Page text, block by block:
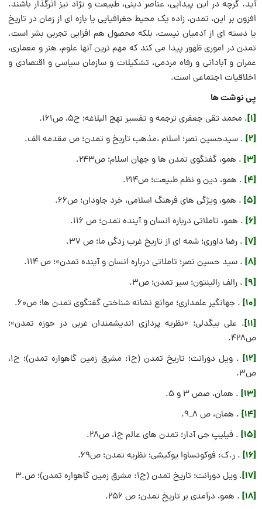
آید. گرچه در این پیدایی، عناصر دینی، طبیعت و نژاد نیز اثرگذار باشند.
افزون بر این، تمدن، زاده یک محیط جغرافیایی یا بازه ای از زمان در تاریخ
یا دسته ای از آدمیان نیست، بلکه محصول هم افزایی تجربی بشر است.
تمدن در اموری ظهور پیدا می کند که مهم ترین آنها علوم، هنر و معماری،
عمران و آبادانی و رفاه مردمی، تشکیلات و سازمان سیاسی و اقتصادی و
اخلاقیات اجتماعی است.
پی نوشت ها
[1] . محمد تقی جعفری ترجمه و تفسیر نهج البلاغه؛ ج۵، ص۱۶۱.
[2] . سیدحسین نصر؛ اسلام ،مذهب تاریخ و تمدن؛ ص مقدمه الف.
[3] . همو، گفتگوی تمدن ها و جهان اسلام؛ ص۲۴۳.
[4] . همو، دین و نظم طبیعت؛ ص۲۱۴.
[5] . همو، ویژگی های فرهنگ اسلامی، خرد جاودان؛ ص۶۶.
[6] . همو، تاملاتی درباره انسان و آینده تمدن؛ ص ۱۱۶.
[7] . رضا داوری؛ شمه ای از تاریخ غرب زدگی ما؛ ص ۳۷.
[8] . سید حسین نصر؛ تاملاتی درباره انسان و آینده تمدن»؛ ص ۱۱۴.
[9] . رالف رالينتون؛ سیر تمدن؛ ص۳.
[10] . جهانگیر علمداری؛ موانع نشانه شناختی گفتگوی تمدن ها؛ ص۶۰.
[11]
. علی بیگدلی؛ «نظریه پردازی اندیشمندان غربی در حوزه تمدن»؛
ص۴۲۸.
[12]
. ویل دورانت؛ تاریخ تمدن (ج1: مشرق زمین گاهواره تمدن)؛ ج۱،
ص۳.
[13] . همان، صص ۳ و ۵.
[14] . همان، ص ۸_۹.
[15] . فیلیپ جی آدار؛ تمدن های عالم ج۱، ص۲۸.
[16] . ر.ک: فوکوتساوا یوکیشی؛ نظریه تمدن؛ ص۶۹.
[17] . ویل دورانت؛ تاریخ تمدن (ج1: مشرق زمین گاهواره تمدن)؛ ص.۳
[18] . همو، درآمدی بر تاریخ تمدن؛ ص ۲۵۶.